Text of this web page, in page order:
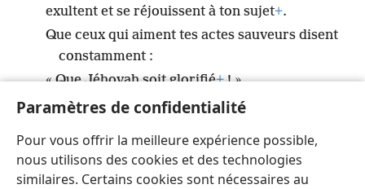
Paramètres de confidentialité
Pour vous offrir la meilleure expérience possible,
nous utilisons des cookies et des technologies
similaires. Certains cookies sont nécessaires au
exultent et se réjouissent à ton sujet+.
Que ceux qui aiment tes actes sauveurs disent
constamment :
« Que Jéhovah soit glorifié+! »
17 Mais moi, je suis sans défense et pauvre ;
Tu es mon secours et mon libérateur
+
ô mon Dieu, ne tarde pas+.